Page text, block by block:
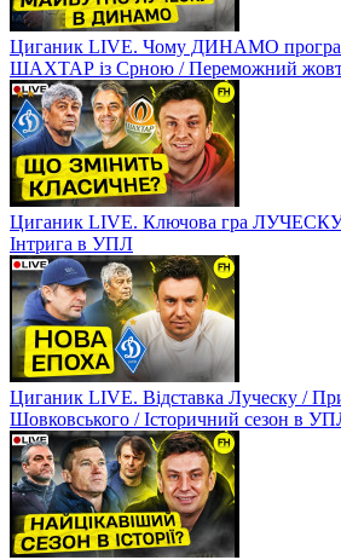
Циганик LIVE. Чому ДИНАМО
ШАХТАР із Срною / Переможний
Циганик LIVE. Ключова гра
Інтрига в УПЛ
Циганик LIVE. Відставка Луческу /
Шовковського / Історичний сезон в